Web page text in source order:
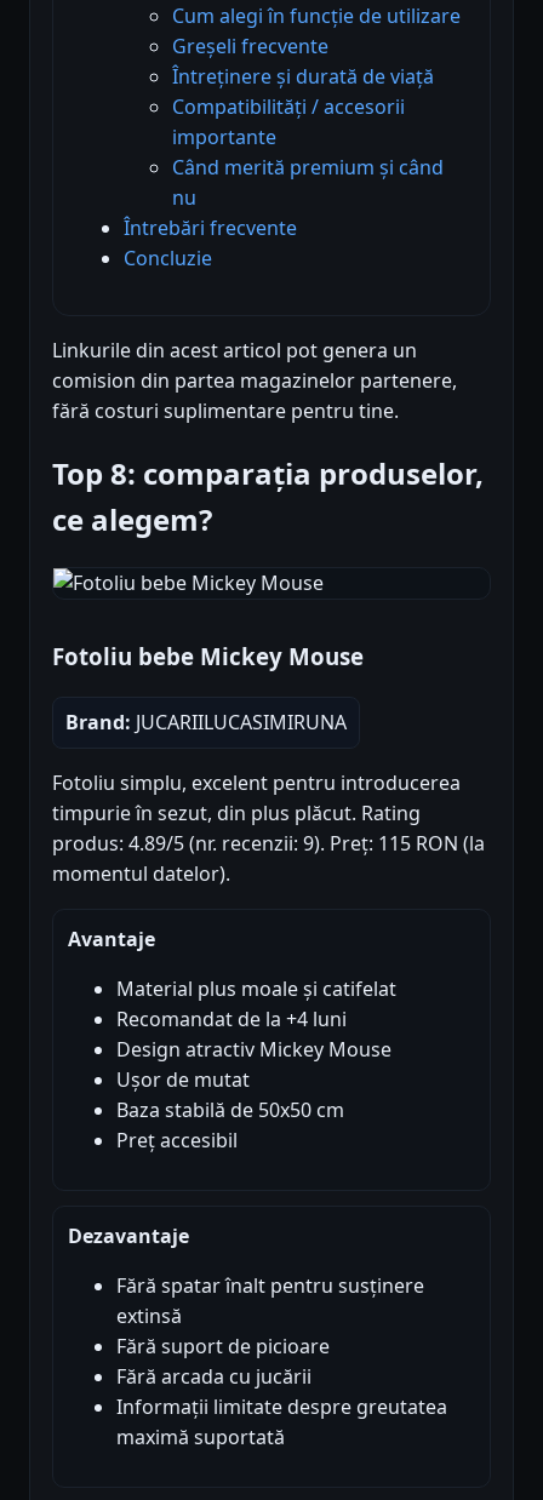
Cum alegi în funcție de utilizare
Greșeli frecvente
Întreținere și durată de viață
Compatibilități / accesorii
importante
Când merită premium și când
nu
Întrebări frecvente
Concluzie
Linkurile din acest articol pot genera un
comision din partea magazinelor partenere,
fără costuri suplimentare pentru tine.
Top 8: comparația produselor,
ce alegem?
Fotoliu bebe Mickey Mouse
Brand: JUCARIILUCASIMIRUNA
Fotoliu simplu, excelent pentru introducerea
timpurie în sezut, din plus plăcut. Rating
produs: 4.89/5 (nr. recenzii: 9). Preț: 115 RON (la
momentul datelor).
Avantaje
Material plus moale și catifelat
Recomandat de la +4 luni
Design atractiv Mickey Mouse
Ușor de mutat
Baza stabilă de 50x50 cm
Preț accesibil
Dezavantaje
Fără spatar înalt pentru susținere
extinsă
Fără suport de picioare
Fără arcada cu jucării
Informații limitate despre greutatea
maximă suportată